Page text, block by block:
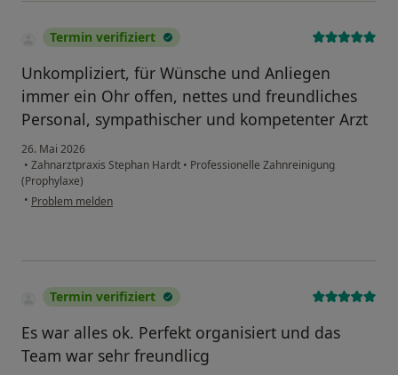
Termin verifiziert
Unkompliziert, für Wünsche und Anliegen
immer ein Ohr offen, nettes und freundliches
Personal, sympathischer und kompetenter Arzt
26. Mai 2026
• Zahnarztpraxis Stephan Hardt • Professionelle Zahnreinigung
(Prophylaxe)
• Problem melden
Termin verifiziert
Es war alles ok. Perfekt organisiert und das
Team war sehr freundlicg